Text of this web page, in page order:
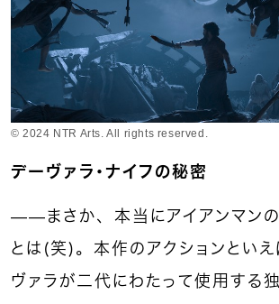
© 2024 NTR Arts. All rights reserved.
デーヴァラ・ナイフの秘密
――まさか、本当にアイアンマン
とは（笑）。本作のアクションとい
ヴァラが二代にわたって使用する